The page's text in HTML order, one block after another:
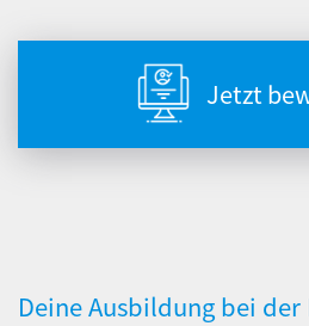
Jetzt
Deine Ausbildung bei